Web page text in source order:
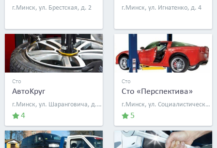
г.Минск, ул. Брестская, д. 2 г.Минск, ул. Игнатенко, д. 4
Сто
АвтоKруг
г.Минск, ул. Шаранговича, д. 19/5
4
Сто
Сто «Перспектива»
г.Минск, ул. Социалистическая, 26
5